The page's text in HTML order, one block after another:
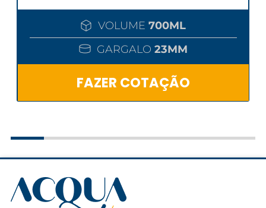
VOLUME 700ML
GARGALO 23MM
FAZER COTAÇÃO